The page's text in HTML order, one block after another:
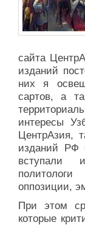
сайта
изданий
них я
сартов, а
интересы
ЦентрАзия,
изданий РФ
вступали
оппозиции,
При этом
которые